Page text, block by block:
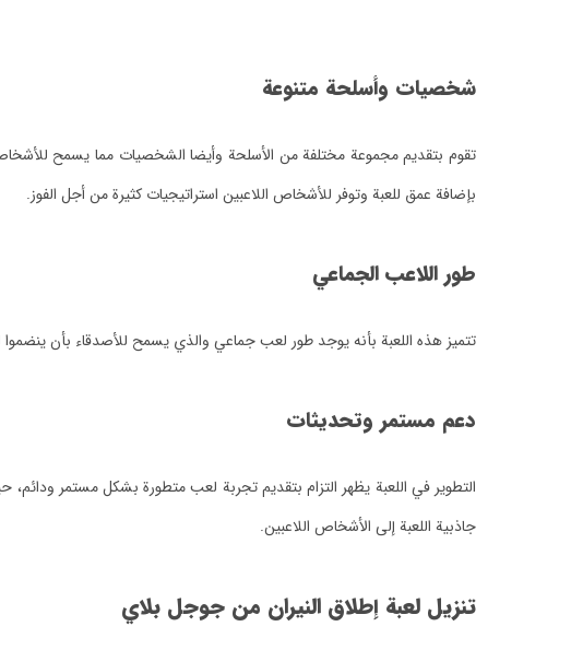
شخصيات وأسلحة متنوعة
تقوم بتقديم مجموعة مختلفة من الأسلحة وأيضا الشخصيات مما يسمح
بإضافة عمق للعبة وتوفر للأشخاص اللاعبين استراتيجيات كثيرة من أجل الفوز.
طور اللاعب الجماعي
تتميز هذه اللعبة بأنه يوجد طور لعب جماعي والذي يسمح للأصدقاء بأن ينضموا
دعم مستمر وتحديثات
التطوير في اللعبة يظهر التزام بتقديم تجربة لعب متطورة بشكل مستمر
جاذبية اللعبة إلى الأشخاص اللاعبين.
تنزيل لعبة إطلاق النيران من جوجل بلاي